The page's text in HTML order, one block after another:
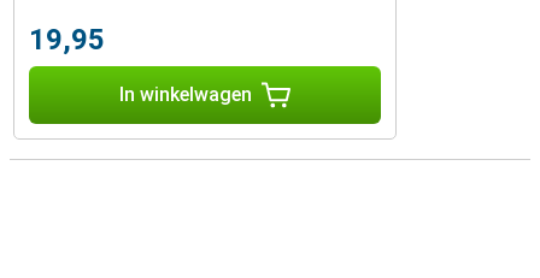
19,95
In winkelwagen